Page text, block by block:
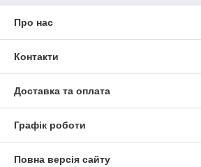
Про нас
Контакти
Доставка та оплата
Графік роботи
Повна версія сайту